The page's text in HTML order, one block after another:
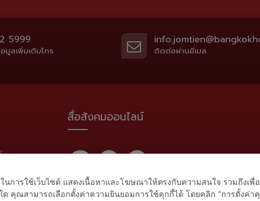
5999
มูลเพิ่มเติมโทร ติดต่อผ่านอีเมล
สื่อสังคมออนไลน์
การใช้เว็บไซต์ แสดงเนื้อหาและโฆษณาให้ตรงกับความสนใจ รวมถึงเพื่อ
ด คุณสามารถเลือกตั้งค่าความยินยอมการใช้คุกกี้ได้ โดยคลิก “การตั้งค่า